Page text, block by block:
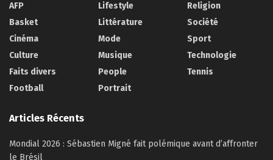
AFP
Basket
Cinéma
Culture
Faits divers
Football
Lifestyle
Littérature
Mode
Musique
People
Portrait
Religion
Société
Sport
Technologie
Tennis
Articles Récents
Mondial 2026 : Sébastien Migné fait polémique avant d’affronter
le Brésil